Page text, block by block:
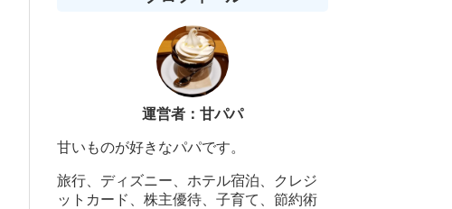
運営者：甘パパ
甘いものが好きなパパです。
旅行、ディズニー、ホテル宿泊、クレジ
ットカード、株主優待、子育て、節約術